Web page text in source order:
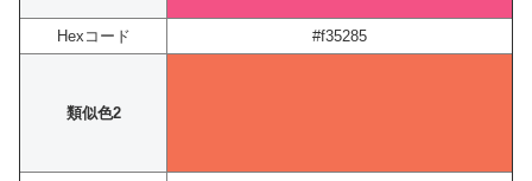
Hexコード #f35285
類似色2